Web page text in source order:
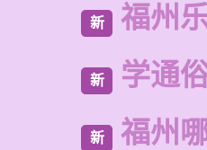
新 福州
新 学通
新 福州